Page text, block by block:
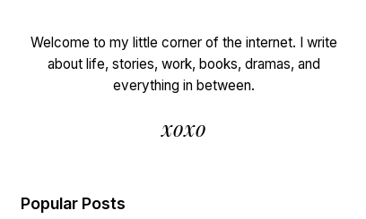
Welcome to my little corner of the internet. I write
about life, stories, work, books, dramas, and
everything in between.
xoxo
Popular Posts